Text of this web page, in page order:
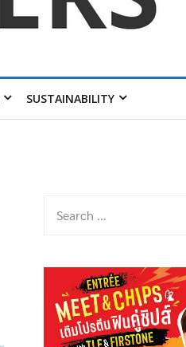
SUSTAINABILITY